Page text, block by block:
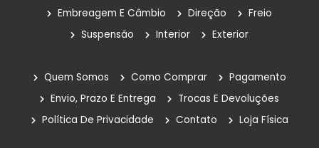
Reservatorio Óleo Hidráulico
Reservatórios
Rolamentos
Sem Categoria
Suspensão
Embreagem E Câmbio
Direção
Freio
Suspensão
Interior Exterior
Quem Somos Como Comprar
Pagamento
Envio, Prazo E Entrega
Trocas E Devoluções
Política De Privacidade
Contato Loja Física